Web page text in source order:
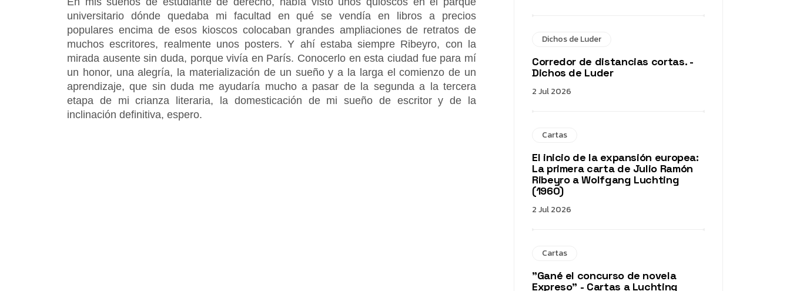
universitario dónde quedaba mi facultad en qué se vendía en libros a precios
populares encima de esos kioscos colocaban grandes ampliaciones de retratos de
muchos escritores, realmente unos posters. Y ahí estaba siempre Ribeyro, con la
mirada ausente sin duda, porque vivía en París. Conocerlo en esta ciudad fue para mí
un honor, una alegría, la materialización de un sueño y a la larga el comienzo de un
aprendizaje, que sin duda me ayudaría mucho a pasar de la segunda a la tercera
etapa de mi crianza literaria, la domesticación de mi sueño de escritor y de la
inclinación definitiva, espero.
Dichos de Luder
Corredor de distancias cortas. -
Dichos de Luder
2 Jul 2026
Cartas
El inicio de la expansión europea:
La primera carta de Julio Ramón
Ribeyro a Wolfgang Luchting
(1960)
2 Jul 2026
Cartas
"Gané el concurso de novela
Expreso" - Cartas a Luchting